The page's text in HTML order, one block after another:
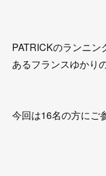
PATRICKのランニン
あるフランスゆかり
今回は16名の方にご